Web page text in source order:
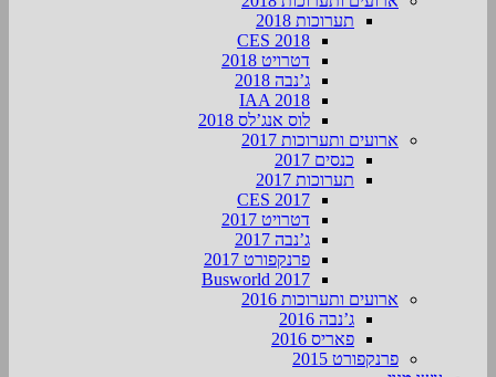
תערוכות 2018
CES 2018
דטרויט 2018
ג’נבה 2018
IAA 2018
לוס אנג’לס 2018
ארועים ותערוכות 2017
כנסים 2017
תערוכות 2017
CES 2017
דטרויט 2017
ג’נבה 2017
פרנקפורט 2017
Busworld 2017
ארועים ותערוכות 2016
ג’נבה 2016
פאריס 2016
פרנקפורט 2015